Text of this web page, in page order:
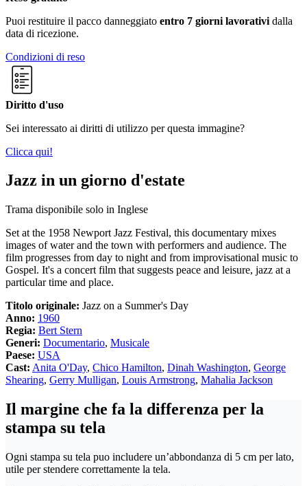
Puoi restituire il pacco danneggiato entro 7 giorni lavorativi dalla
data di ricezione.
Condizioni di reso
Diritto d'uso
Sei interessato ai diritti di utilizzo per questa immagine?
Clicca qui!
Jazz in un giorno d'estate
Trama disponibile solo in Inglese
Set at the 1958 Newport Jazz Festival, this documentary mixes
images of water and the town with performers and audience. The
film progresses from day to night and from improvisational music to
Gospel. It's a concert film that suggests peace and leisure, jazz at a
particular time and place.
Titolo originale: Jazz on a Summer's Day
Anno: 1960
Regia: Bert Stern
Generi: Documentario, Musicale
Paese: USA
Cast: Anita O'Day, Chico Hamilton, Dinah Washington, George
Shearing, Gerry Mulligan, Louis Armstrong, Mahalia Jackson
Il margine che fa la differenza per la
stampa su tela
Ogni stampa su tela puo includere un’abbondanza di 5 cm per lato,
utile per stendere correttamente la tela.